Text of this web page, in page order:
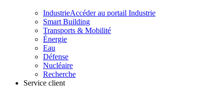
IndustrieAccéder au portail Industrie
Smart Building
Transports & Mobilité
Énergie
Eau
Défense
Nucléaire
Recherche
Service client